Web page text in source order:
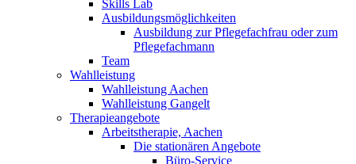
Skills Lab
Ausbildungsmöglichkeiten
Ausbildung zur Pflegefachfrau oder zum
Pflegefachmann
Team
Wahlleistung
Wahlleistung Aachen
Wahlleistung Gangelt
Therapieangebote
Arbeitstherapie, Aachen
Die stationären Angebote
Büro-Service